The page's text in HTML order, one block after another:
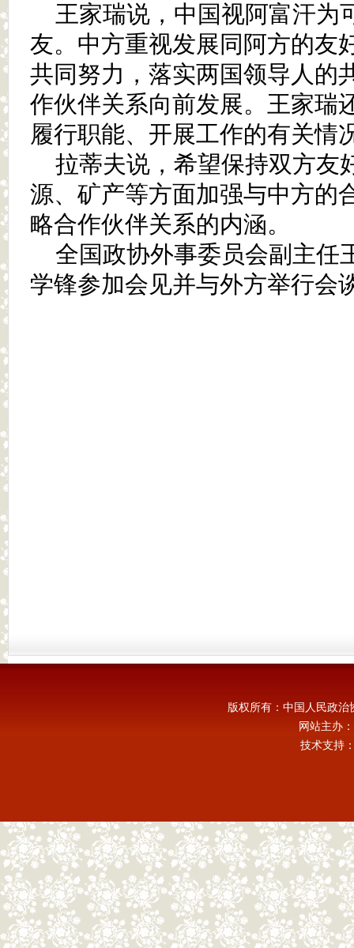
王家瑞说，中国视阿富汗为
友。中方重视发展同阿方的友
共同努力，落实两国领导人的
作伙伴关系向前发展。王家瑞
履行职能、开展工作的有关情
拉蒂夫说，希望保持双方友
源、矿产等方面加强与中方的
略合作伙伴关系的内涵。
全国政协外事委员会副主任
学锋参加会见并与外方举行会
版权所有：中国人民政
网站主办
技术支持